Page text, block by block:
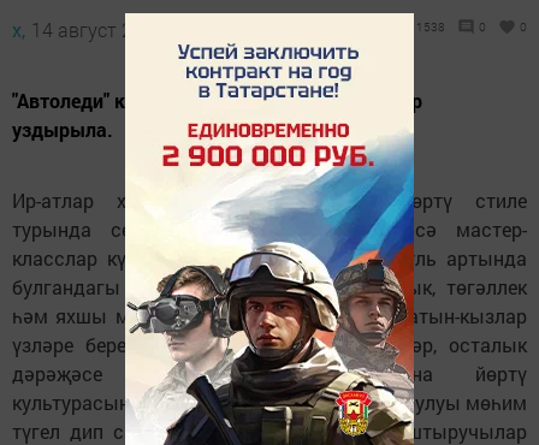
х, 14 август 2012 - 12:16 1538 0 0
"Автоледи" конкурсы быел сигезенче тапкыр
уздырыла.
Ир-атлар хатын-кызларның машина йөртү стиле
турында сөйләшкәндә, хатын-кызлар исә мастер-
класслар күрсәтәләр. Гүзәл затларның руль артында
булгандагы өстенлекләренә игътибарлылык, төгәллек
һәм яхшы мөгаләмәне кертәләр. Дөрес, хатын-кызлар
үзләре беренчелекне бүлгәләргә теләмиләр, осталык
дәрәҗәсе кешедән, аның машина йөртү
культурасыннан тора, ә руль артында кем булуы мөһим
түгел дип саныйлар. Менә конкурсны оештыручылар